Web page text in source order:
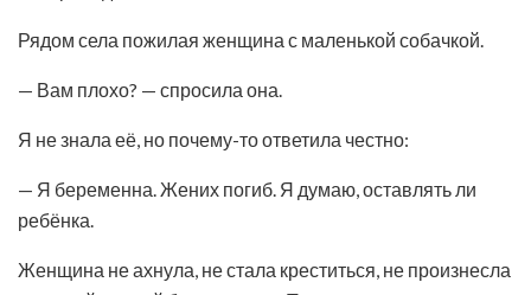
Рядом села пожилая женщина с маленькой собачкой.
— Вам плохо? — спросила она.
Я не знала её, но почему-то ответила честно:
— Я беременна. Жених погиб. Я думаю, оставлять ли
ребёнка.
Женщина не ахнула, не стала креститься, не произнесла